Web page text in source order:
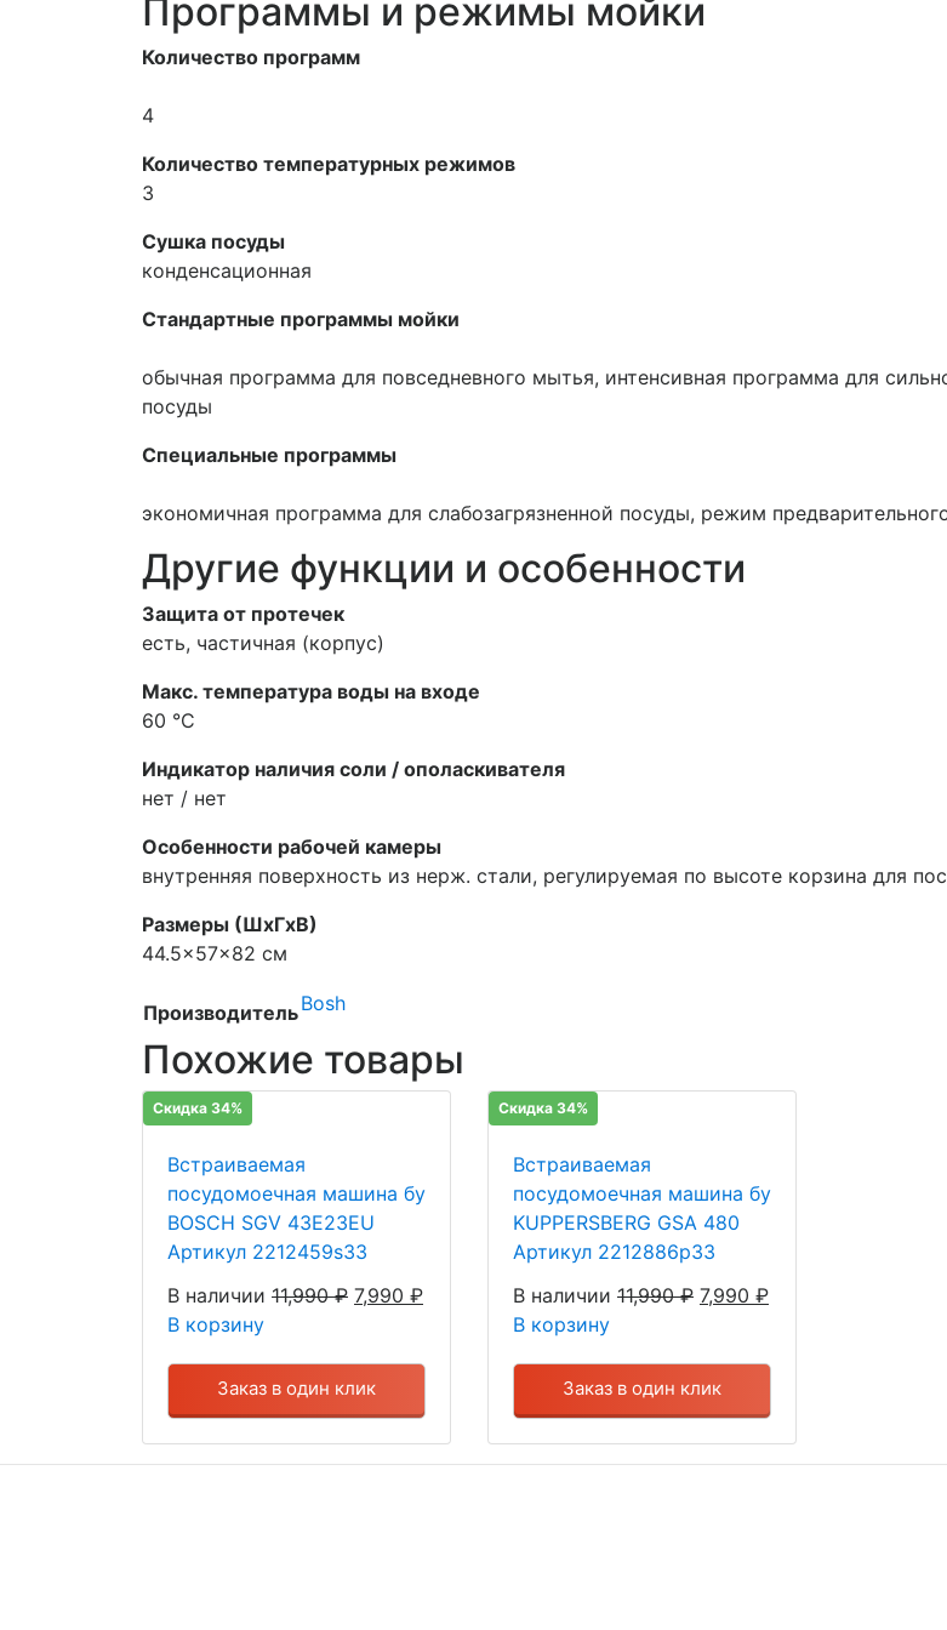
Программы и режимы мойки
Количество программ
4
Количество температурных режимов
3
Сушка посуды
конденсационная
Стандартные программы мойки
обычная программа для повседневного мытья, интенсивная программа для
посуды
Специальные программы
экономичная программа для слабозагрязненной посуды, режим
Другие функции и особенности
Защита от протечек
есть, частичная (корпус)
Макс. температура воды на входе
60 °C
Индикатор наличия соли / ополаскивателя
нет / нет
Особенности рабочей камеры
внутренняя поверхность из нерж. стали, регулируемая по высоте корзина для
Размеры (ШхГхВ)
44.5x57x82 см
ПроизводительBosh
Похожие товары
Скидка 34%
Встраиваемая
посудомоечная машина бу
BOSCH SGV 43E23EU
Артикул 2212459s33
В наличии 11,990₽ 7,990 ₽
В корзину
Заказ в один клик
Скидка 34%
Встраиваемая
посудомоечная машина бу
KUPPERSBERG GSA 480
Артикул 2212886p33
В наличии 11,990₽ 7,990 ₽
В корзину
Заказ в один клик